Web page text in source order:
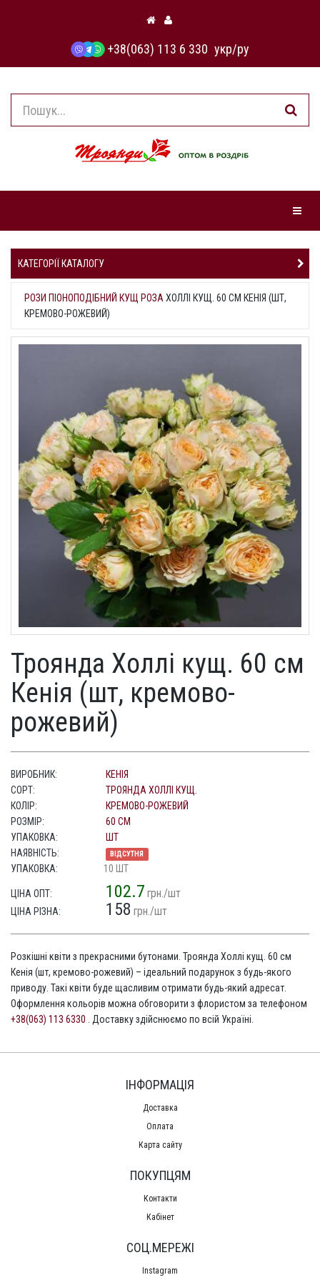
+38(063) 113 6 330 укр/ру
КАТЕГОРІЇ КАТАЛОГУ
РОЗИ ПІОНОПОДІБНИЙ КУЩ РОЗАХОЛЛІ
КУЩ. 60 СМ КЕНІЯ (ШТ,
КРЕМОВО-РОЖЕВИЙ)
Троянда Холлі кущ. 60 см
Кенія (шт, кремово-
рожевий)
ВИРОБНИК:
КЕНІЯ
СОРТ:
ТРОЯНДА ХОЛЛІ КУЩ.
КОЛІР:
КРЕМОВО-РОЖЕВИЙ
РОЗМІР:
60 СМ
УПАКОВКА:
ШТ
НАЯВНІСТЬ:
ВІДСУТНЯ
УПАКОВКА: 10 ШТ
ЦІНА ОПТ: 102.7 грн./шт
ЦІНА РІЗНА: 158 грн./шт
Розкішні квіти з прекрасними бутонами. Троянда Холлі кущ. 60 см
Кенія (шт, кремово-рожевий) – ідеальний подарунок з будь-якого
приводу. Такі квіти буде щасливим отримати будь-який адресат.
Оформлення кольорів можна обговорити з флористом за телефоном
+38(063) 113 6330 . Доставку здійснюємо по всій Україні.
ІНФОРМАЦІЯ
Доставка
Оплата
Карта сайту
ПОКУПЦЯМ
Контакти
Кабінет
СОЦ.МЕРЕЖІ
Instagram